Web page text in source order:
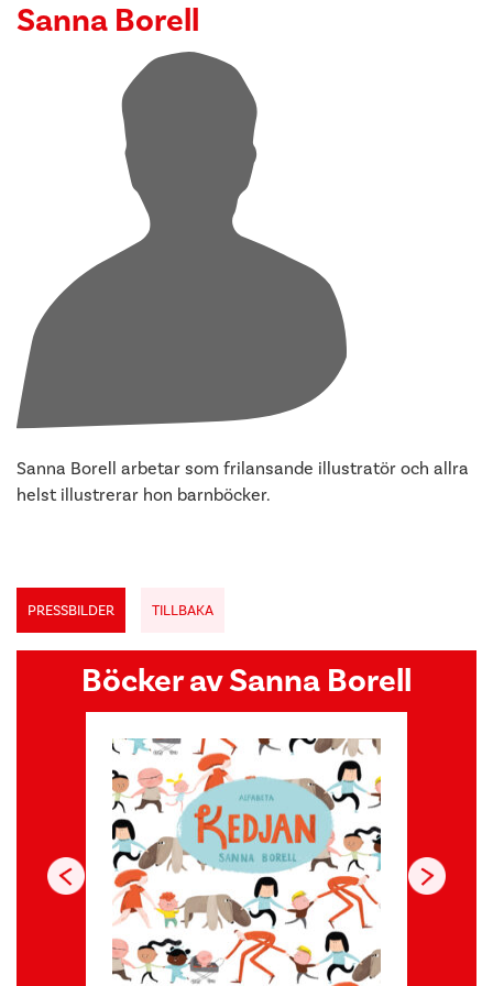
Sanna Borell
Sanna Borell arbetar som frilansande illustratör och allra
helst illustrerar hon barnböcker.
PRESSBILDER TILLBAKA
Böcker av Sanna Borell